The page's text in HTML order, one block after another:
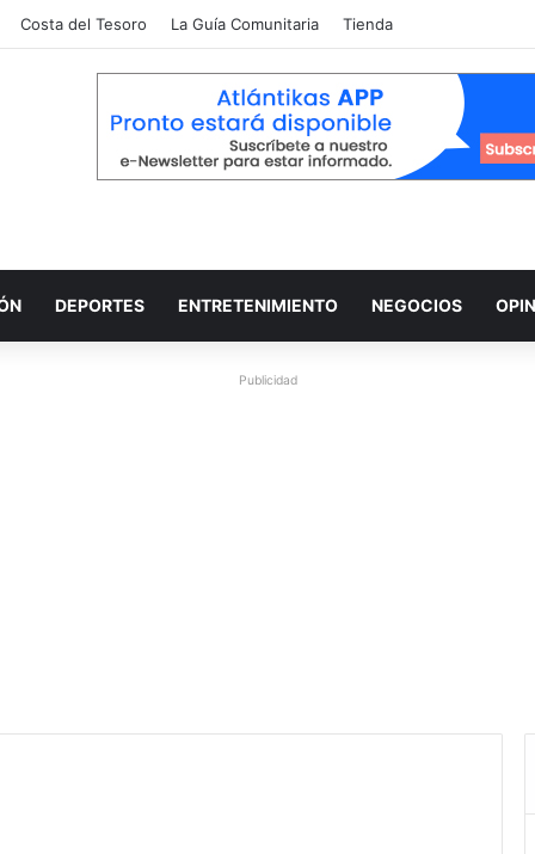
Costa del Tesoro La Guía Comunitaria Tienda
DEPORTES ENTRETENIMIENTO NEGOCIOS
Publicidad